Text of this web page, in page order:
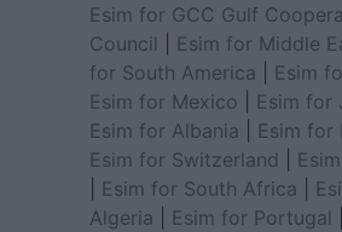
Esim for GCC Gulf
Council
Esim for Middle
for South America
Esim
Esim for Mexico
Esim for
Esim for Albania
Esim for
Esim for Switzerland
Esim for South Africa
Algeria
Esim for Portugal